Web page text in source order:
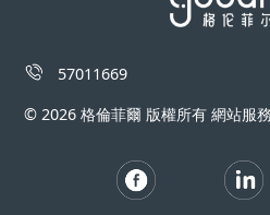
57011669
© 2026 格倫菲爾 版權所有 網站服